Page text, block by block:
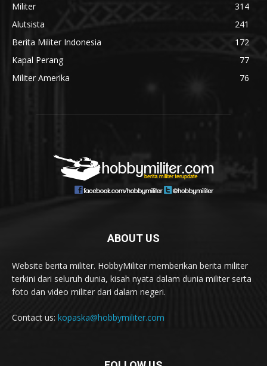
Militer
314
Alutsista
241
Berita Militer Indonesia
172
Kapal Perang
77
Militer Amerika
76
ABOUT US
Website berita militer. HobbyMiliter memberikan berita militer
terkini dari seluruh dunia, kisah nyata dalam dunia militer serta
foto dan video militer dari dalam negeri.
Contact us: kopaska@hobbymiliter.com